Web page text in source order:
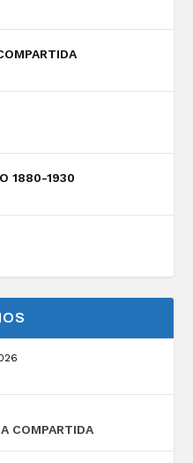
1880-1930
COMPARTIDA